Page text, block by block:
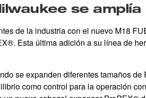
se amplía
de la industria con el nuevo M18
Esta última adición a su línea de
se expanden diferentes tamaños
como control para la operación